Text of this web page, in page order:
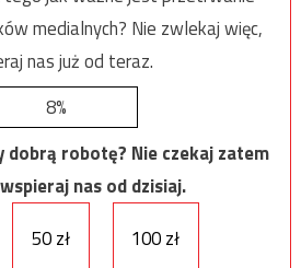
medialnych? Nie zwlekaj więc,
nas już od teraz.
8%
dobrą robotę? Nie czekaj zatem
nas od dzisiaj.
50 zł 100 zł